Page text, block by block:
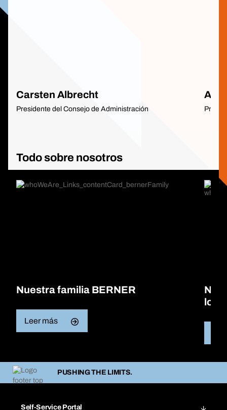
Carsten Albrecht
Presidente del Consejo de Administración
Todo sobre nosotros
Nuestra familia BERNER
Leer más
PUSHING THE LIMITS.
Self-Service Portal